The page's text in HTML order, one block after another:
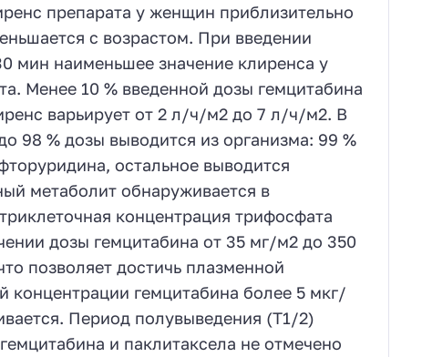
препарата у женщин приблизительно
с возрастом. При введении
мин наименьшее значение клиренса у
Менее 10 % введенной дозы гемцитабина
варьирует от 2 л/ч/м2 до 7 л/ч/м2. В
98 % дозы выводится из организма: 99 %
остальное выводится
метаболит обнаруживается в
концентрация трифосфата
дозы гемцитабина от 35 мг/м2 до 350
позволяет достичь плазменной
гемцитабина более 5 мкг/
Период полувыведения (T1/2)
и паклитаксела не отмечено